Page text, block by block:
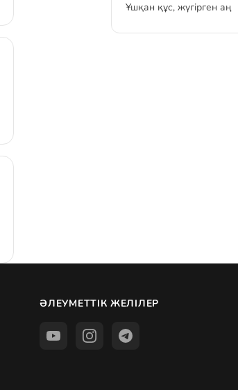
Ұшқан құс, жүгірген аң
ӘЛЕУМЕТТІК ЖЕЛІЛЕР